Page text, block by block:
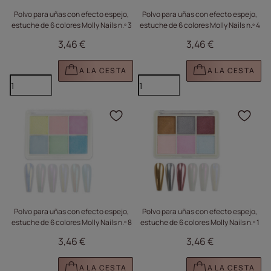
Polvo para uñas con efecto espejo,
estuche de 6 colores Molly Nails n.º 3
3,46 €
A LA CESTA
Polvo para uñas con efecto espejo,
estuche de 6 colores Molly Nails n.º 4
3,46 €
A LA CESTA
Polvo para uñas con efecto espejo,
estuche de 6 colores Molly Nails n.º 8
3,46 €
A LA CESTA
Haga clic para añadir
Polvo para uñas con efecto espejo,
estuche de 6 colores Molly Nails n.º 1
3,46 €
A LA CESTA